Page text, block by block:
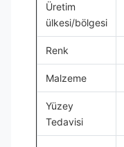
Üretim
ülkesi/bölgesi
Renk
Malzeme
Yüzey
Tedavisi